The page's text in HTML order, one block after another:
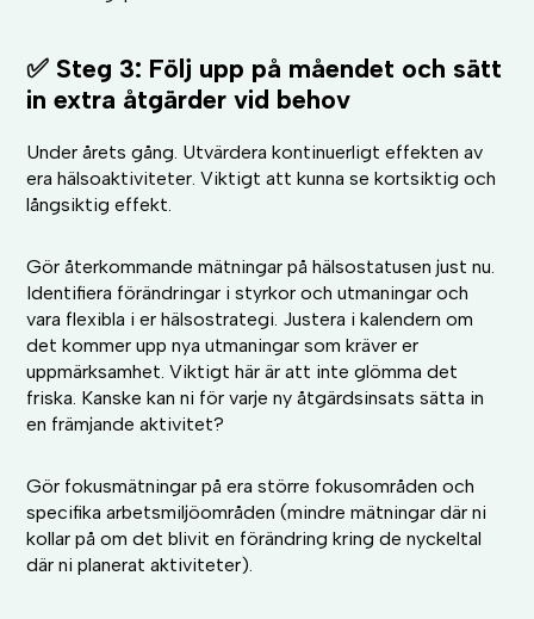
✅ Steg 3: Följ upp på måendet och sätt
in extra åtgärder vid behov
Under årets gång. Utvärdera kontinuerligt effekten av
era hälsoaktiviteter. Viktigt att kunna se kortsiktig och
långsiktig effekt.
Gör återkommande mätningar på hälsostatusen just nu.
Identifiera förändringar i styrkor och utmaningar och
vara flexibla i er hälsostrategi. Justera i kalendern om
det kommer upp nya utmaningar som kräver er
uppmärksamhet. Viktigt här är att inte glömma det
friska. Kanske kan ni för varje ny åtgärdsinsats sätta in
en främjande aktivitet?
Gör fokusmätningar på era större fokusområden och
specifika arbetsmiljöområden (mindre mätningar där ni
kollar på om det blivit en förändring kring de nyckeltal
där ni planerat aktiviteter).